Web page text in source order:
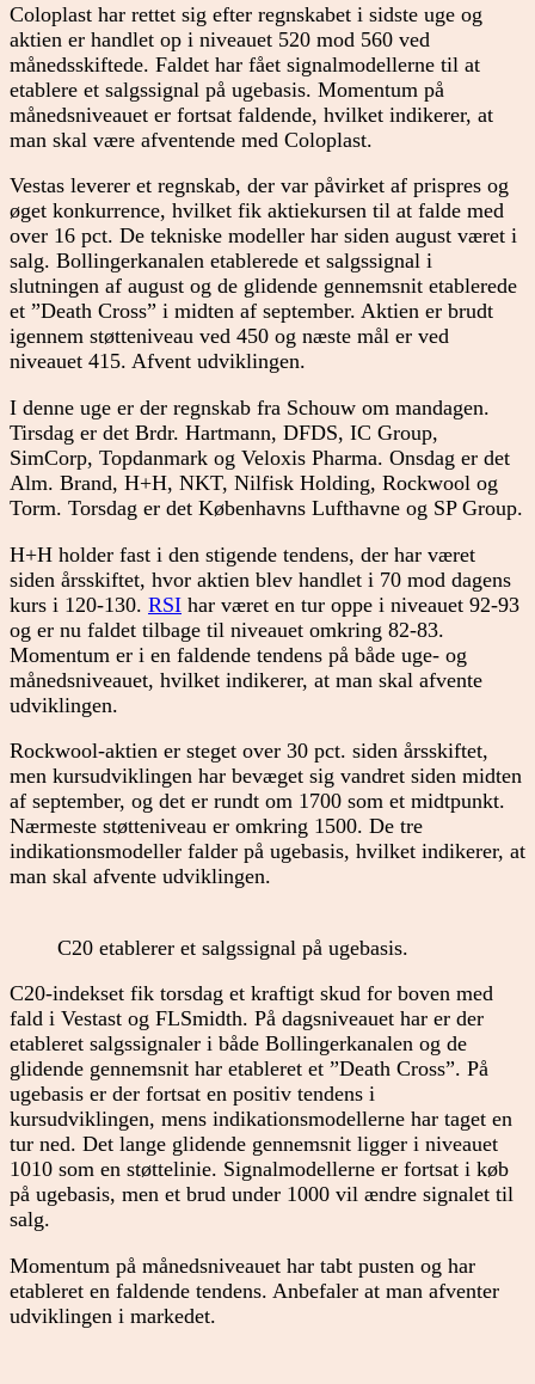
Coloplast har rettet sig efter regnskabet i sidste uge og
aktien er handlet op i niveauet 520 mod 560 ved
månedsskiftede. Faldet har fået signalmodellerne til at
etablere et salgssignal på ugebasis. Momentum på
månedsniveauet er fortsat faldende, hvilket indikerer, at
man skal være afventende med Coloplast.
Vestas leverer et regnskab, der var påvirket af prispres og
øget konkurrence, hvilket fik aktiekursen til at falde med
over 16 pct. De tekniske modeller har siden august været i
salg. Bollingerkanalen etablerede et salgssignal i
slutningen af august og de glidende gennemsnit etablerede
et ”Death Cross” i midten af september. Aktien er brudt
igennem støtteniveau ved 450 og næste mål er ved
niveauet 415. Afvent udviklingen.
I denne uge er der regnskab fra Schouw om mandagen.
Tirsdag er det Brdr. Hartmann, DFDS, IC Group,
SimCorp, Topdanmark og Veloxis Pharma. Onsdag er det
Alm. Brand, H+H, NKT, Nilfisk Holding, Rockwool og
Torm. Torsdag er det Københavns Lufthavne og SP Group.
H+H holder fast i den stigende tendens, der har været
siden årsskiftet, hvor aktien blev handlet i 70 mod dagens
kurs i 120-130. RSI har været en tur oppe i niveauet 92-93
og er nu faldet tilbage til niveauet omkring 82-83.
Momentum er i en faldende tendens på både uge- og
månedsniveauet, hvilket indikerer, at man skal afvente
udviklingen.
Rockwool-aktien er steget over 30 pct. siden årsskiftet,
men kursudviklingen har bevæget sig vandret siden midten
af september, og det er rundt om 1700 som et midtpunkt.
Nærmeste støtteniveau er omkring 1500. De tre
indikationsmodeller falder på ugebasis, hvilket indikerer, at
man skal afvente udviklingen.
C20 etablerer et salgssignal på ugebasis.
C20-indekset fik torsdag et kraftigt skud for boven med
fald i Vestast og FLSmidth. På dagsniveauet har er der
etableret salgssignaler i både Bollingerkanalen og de
glidende gennemsnit har etableret et ”Death Cross”. På
ugebasis er der fortsat en positiv tendens i
kursudviklingen, mens indikationsmodellerne har taget en
tur ned. Det lange glidende gennemsnit ligger i niveauet
1010 som en støttelinie. Signalmodellerne er fortsat i køb
på ugebasis, men et brud under 1000 vil ændre signalet til
salg.
Momentum på månedsniveauet har tabt pusten og har
etableret en faldende tendens. Anbefaler at man afventer
udviklingen i markedet.